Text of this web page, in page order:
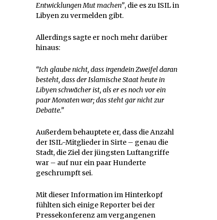
Entwicklungen Mut machen”, die es zu ISIL in
Libyen zu vermelden gibt.
Allerdings sagte er noch mehr darüber
hinaus:
“Ich glaube nicht, dass irgendein Zweifel daran
besteht, dass der Islamische Staat heute in
Libyen schwächer ist, als er es noch vor ein
paar Monaten war; das steht gar nicht zur
Debatte.”
Außerdem behauptete er, dass die Anzahl
der ISIL-Mitglieder in Sirte – genau die
Stadt, die Ziel der jüngsten Luftangriffe
war – auf nur ein paar Hunderte
geschrumpft sei.
Mit dieser Information im Hinterkopf
fühlten sich einige Reporter bei der
Pressekonferenz am vergangenen